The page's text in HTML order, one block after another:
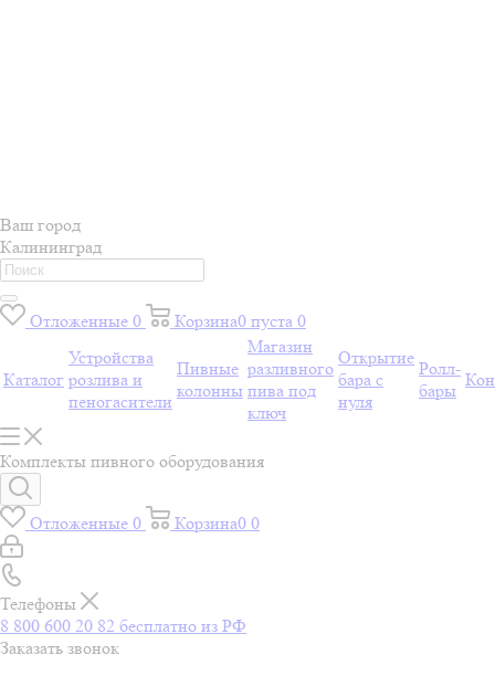
Ваш город
Калининград
Отложенные 0 Корзина0 пуста 0
Каталог
Устройства
розлива и
пеногасители
Пивные
колонны
Магазин
разливного
пива под
ключ
Открытие
бара с
нуля
Ролл-
бары
Комплекты пивного оборудования
Отложенные 0 Корзина0 0
Телефоны
8 800 600 20 82 бесплатно из РФ
Заказать звонок